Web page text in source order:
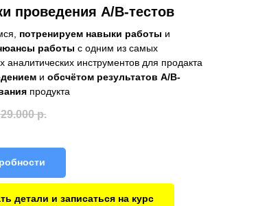
проведения A/B-тестов
потренируем навыки работы и
работы с одним из самых
аналитических инструментов для продакта
и обсчётом результатов A/B-
продукта
29.000 р.
детали и записаться на курс